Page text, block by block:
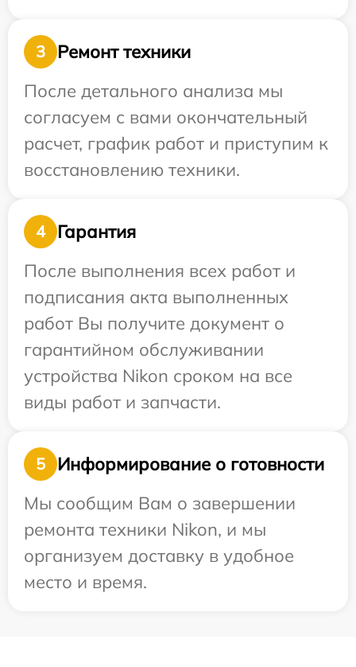
3
Ремонт техники
После детального анализа мы
согласуем с вами окончательный
расчет, график работ и приступим к
восстановлению техники.
4
Гарантия
После выполнения всех работ и
подписания акта выполненных
работ Вы получите документ о
гарантийном обслуживании
устройства Nikon сроком на все
виды работ и запчасти.
5
Информирование о готовности
Мы сообщим Вам о завершении
ремонта техники Nikon, и мы
организуем доставку в удобное
место и время.